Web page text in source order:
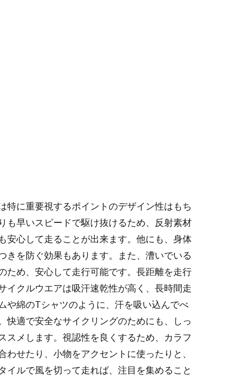
特に重要視するポイントのデザイン性はもち
も早いスピードで駆け抜けるため、反射素材
安心して走ることが出来ます。他にも、身体
きを防ぐ効果もあります。また、漕いでいる
ため、安心して走行可能です。長距離を走行
イクルウエアは吸汗速乾性が高く、長時間走
や綿のTシャツのように、汗を吸い込んでべ
快適で安全なサイクリングのためにも、しっ
スメします。視認性を良くするため、カラフ
せたり、小物をアクセントに使ったりと、
イルで風を切って走れば、注目を集めること